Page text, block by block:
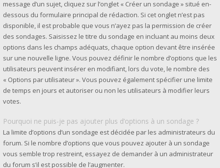
message d’un sujet, cliquez sur l’onglet « Créer un sondage » situé en-
dessous du formulaire principal de rédaction. Si cet onglet n’est pas
disponible, il est probable que vous n’ayez pas la permission de créer
des sondages. Saisissez le titre du sondage en incluant au moins deux
options dans les champs adéquats, chaque option devant être insérée
sur une nouvelle ligne. Vous pouvez définir le nombre d’options que les
utilisateurs peuvent insérer en modifiant, lors du vote, le nombre des
« Options par utilisateur ». Vous pouvez également spécifier une limite
de temps en jours et autoriser ou non les utilisateurs à modifier leurs
votes.
Pourquoi ne puis-je pas ajouter plus d’options à un sondage ?
La limite d’options d’un sondage est décidée par les administrateurs du
forum. Si le nombre d’options que vous pouvez ajouter à un sondage
vous semble trop restreint, essayez de demander à un administrateur
du forum s’il est possible de l’augmenter.